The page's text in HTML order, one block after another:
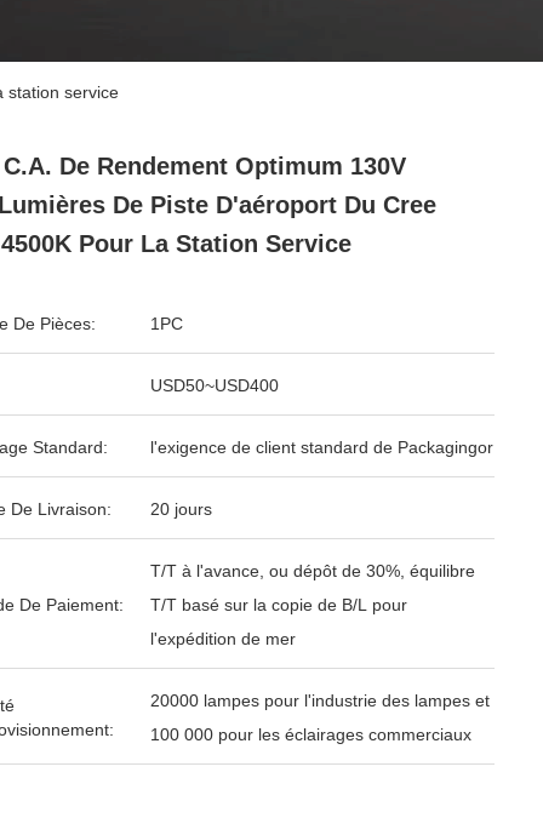
station service
C.A. De Rendement Optimum 130V
De Piste D'aéroport Du Cree
Pour La Station Service
De Pièces: 1PC
USD50~USD400
Standard: l'exigence de client standard de Packagingor
De Livraison: 20 jours
De Paiement:
T/T à l'avance, ou dépôt de 30%, équilibre
T/T basé sur la copie de B/L pour
l'expédition de mer
20000 lampes pour l'industrie des lampes et
100 000 pour les éclairages commerciaux